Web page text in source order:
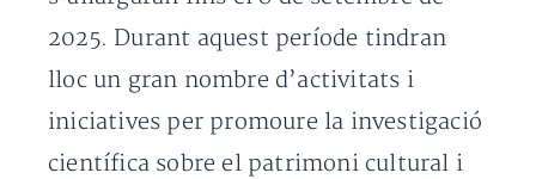
2025. Durant aquest període tindran
lloc un gran nombre d’activitats i
iniciatives per promoure la investigació
científica sobre el patrimoni cultural i